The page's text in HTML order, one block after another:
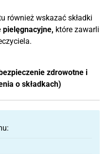
również wskazać składki
pielęgnacyjne, które zawarli
zdrowotne i
o składkach)